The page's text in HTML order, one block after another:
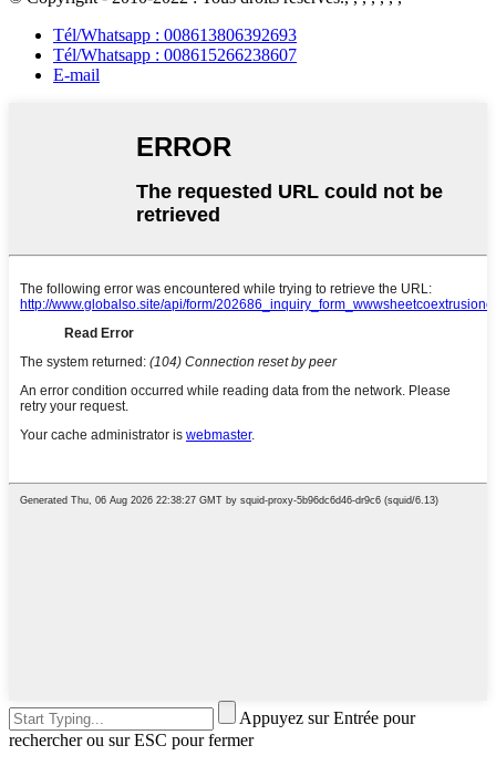
Tél/Whatsapp : 008613806392693
Tél/Whatsapp : 008615266238607
E-mail
Appuyez sur Entrée pour
rechercher ou sur ESC pour fermer